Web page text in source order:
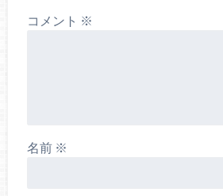
コメント ※
名前 ※